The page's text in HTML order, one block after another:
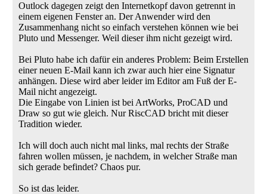
Outlock dagegen zeigt den Internetkopf davon getrennt in
einem eigenen Fenster an. Der Anwender wird den
Zusammenhang nicht so einfach verstehen können wie bei
Pluto und Messenger. Weil dieser ihm nicht gezeigt wird.
Bei Pluto habe ich dafür ein anderes Problem: Beim Erstellen
einer neuen E-Mail kann ich zwar auch hier eine Signatur
anhängen. Diese wird aber leider im Editor am Fuß der E-
Mail nicht angezeigt.
Die Eingabe von Linien ist bei ArtWorks, ProCAD und
Draw so gut wie gleich. Nur RiscCAD bricht mit dieser
Tradition wieder.
Ich will doch auch nicht mal links, mal rechts der Straße
fahren wollen müssen, je nachdem, in welcher Straße man
sich gerade befindet? Chaos pur.
So ist das leider.